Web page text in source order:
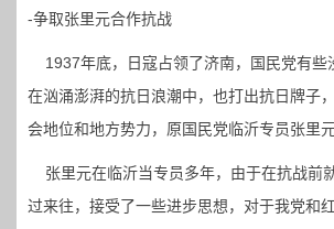
-争取张里元合作抗战
1937年底，日寇占领了济南，国民党有些
在汹涌澎湃的抗日浪潮中，也打出抗日牌子
会地位和地方势力，原国民党临沂专员张里
张里元在临沂当专员多年，由于在抗战前
过来往，接受了一些进步思想，对于我党和